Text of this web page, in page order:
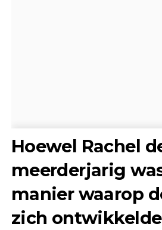
Hoewel Rachel
meerderjarig
manier waarop
zich ontwikkelde